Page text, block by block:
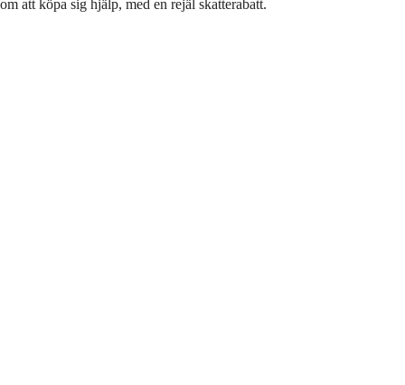
om att köpa sig hjälp, med en rejäl skatterabatt.